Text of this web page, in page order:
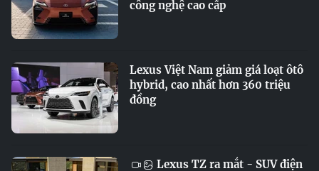
công nghệ cao cấp
Lexus Việt Nam giảm giá loạt ôtô
hybrid, cao nhất hơn 360 triệu
đồng
Lexus TZ ra mắt - SUV điện